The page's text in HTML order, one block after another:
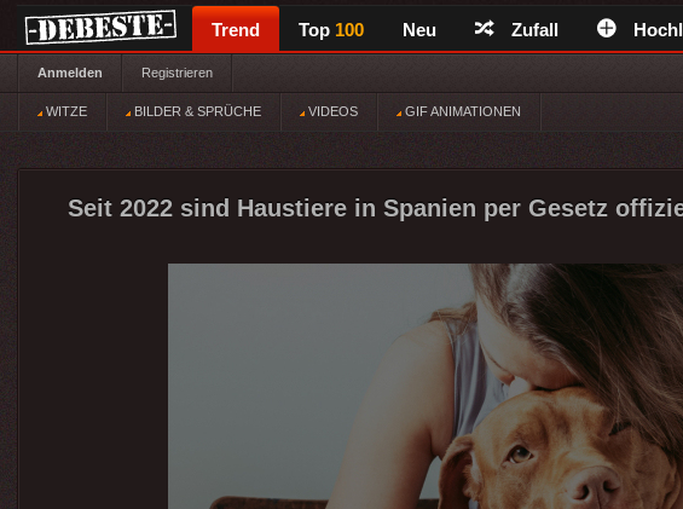
Trend Top 100 Neu Zufall
Anmelden Registrieren
WITZE BILDER & SPRÜCHE VIDEOS GIF ANIMATIONEN
Seit 2022 sind Haustiere in Spanien per Gesetz